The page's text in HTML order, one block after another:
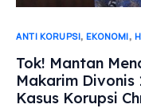
ANTI KORUPSI, EKONOMI,
Tok! Mantan
Makarim Divonis
Kasus Korupsi